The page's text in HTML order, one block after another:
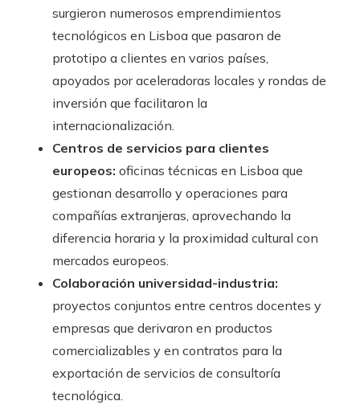
surgieron numerosos emprendimientos
tecnológicos en Lisboa que pasaron de
prototipo a clientes en varios países,
apoyados por aceleradoras locales y rondas de
inversión que facilitaron la
internacionalización.
Centros de servicios para clientes
europeos: oficinas técnicas en Lisboa que
gestionan desarrollo y operaciones para
compañías extranjeras, aprovechando la
diferencia horaria y la proximidad cultural con
mercados europeos.
Colaboración universidad-industria:
proyectos conjuntos entre centros docentes y
empresas que derivaron en productos
comercializables y en contratos para la
exportación de servicios de consultoría
tecnológica.